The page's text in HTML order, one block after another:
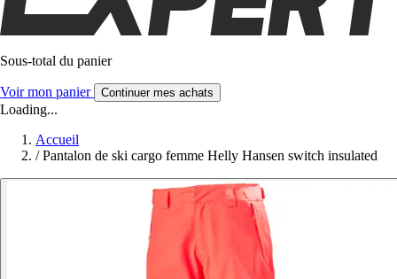
Sous-total du panier
Voir mon panier Continuer mes achats
Loading...
Accueil
/ Pantalon de ski cargo femme Helly Hansen switch insulated